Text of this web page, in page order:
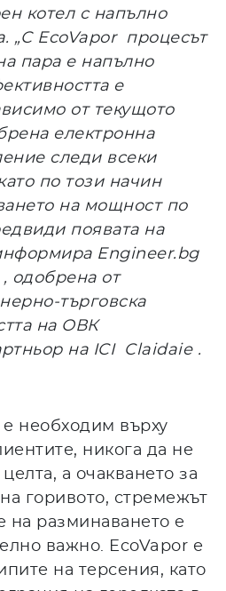
котел с напълно
„С EcoVapor
процесът
пара е напълно
е
от текущото
електронна
следи всеки
по този начин
на мощност по
появата на
Engineer.bg
, одобрена от
търговска
на ОВК
на ICI
Claidaie .
е необходим върху
никога да не
а очакването за
горивото, стремежът
на разминаването е
важно. EcoVapor е
на терсения, като